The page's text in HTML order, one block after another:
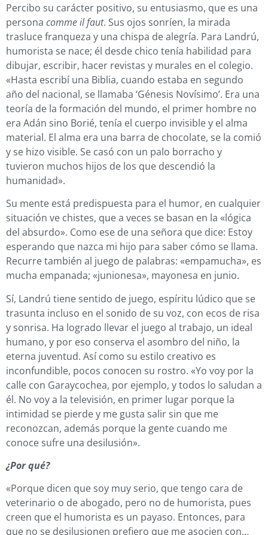
Percibo su carácter positivo, su entusiasmo, que es una
persona comme il faut. Sus ojos sonríen, la mirada
trasluce franqueza y una chispa de alegría. Para Landrú,
humorista se nace; él desde chico tenía habilidad para
dibujar, escribir, hacer revistas y murales en el colegio.
«Hasta escribí una Biblia, cuando estaba en segundo
año del nacional, se llamaba ‘Génesis Novísimo’. Era una
teoría de la formación del mundo, el primer hombre no
era Adán sino Borié, tenía el cuerpo invisible y el alma
material. El alma era una barra de chocolate, se la comió
y se hizo visible. Se casó con un palo borracho y
tuvieron muchos hijos de los que descendió la
humanidad».
Su mente está predispuesta para el humor, en cualquier
situación ve chistes, que a veces se basan en la «lógica
del absurdo». Como ese de una señora que dice: Estoy
esperando que nazca mi hijo para saber cómo se llama.
Recurre también al juego de palabras: «empamucha», es
mucha empanada; «junionesa», mayonesa en junio.
Sí, Landrú tiene sentido de juego, espíritu lúdico que se
trasunta incluso en el sonido de su voz, con ecos de risa
y sonrisa. Ha logrado llevar el juego al trabajo, un ideal
humano, y por eso conserva el asombro del niño, la
eterna juventud. Así como su estilo creativo es
inconfundible, pocos conocen su rostro. «Yo voy por la
calle con Garaycochea, por ejemplo, y todos lo saludan a
él. No voy a la televisión, en primer lugar porque la
intimidad se pierde y me gusta salir sin que me
reconozcan, además porque la gente cuando me
conoce sufre una desilusión».
¿Por qué?
«Porque dicen que soy muy serio, que tengo cara de
veterinario o de abogado, pero no de humorista, pues
creen que el humorista es un payaso. Entonces, para
que no se desilusionen prefiero que me asocien con…